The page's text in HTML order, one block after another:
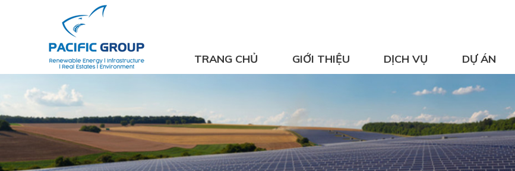
TRANG CHỦ GIỚI THIỆU DỊCH VỤ DỰ ÁN